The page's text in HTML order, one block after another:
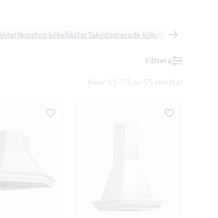
Nonstop köksfläktarTakintegrerade köksfläktar
Filtrera
Visar 61–75 av 75 resultat